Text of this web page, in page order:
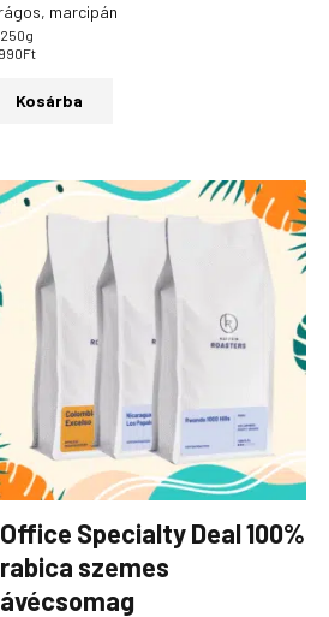
marcipán
Ft
Kosárba
Specialty Deal 100%
szemes